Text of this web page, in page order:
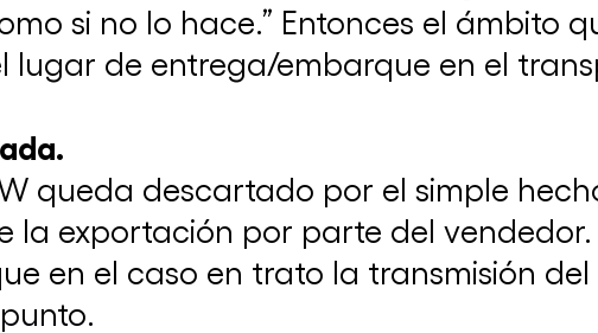
12 de junio de 2025
La CAC recibió al secretario general de
7 de febrero de 2024
si no lo hace.” Entonces el ámbito
de entrega/embarque en el
queda descartado por el simple
exportación por parte del vendedor.
en el caso en trato la transmisión